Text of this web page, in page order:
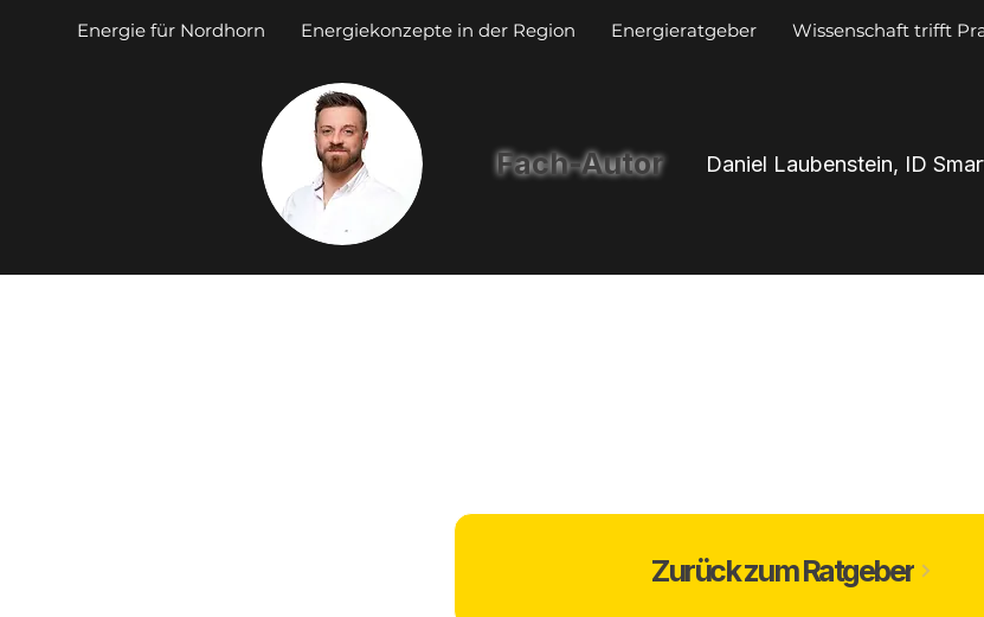
Energie für Nordhorn Energiekonzepte in der Region Energieratgeber Wissenschaft trifft
Fach-Autor Daniel Laubenstein, ID
Zurück zum Ratgeber